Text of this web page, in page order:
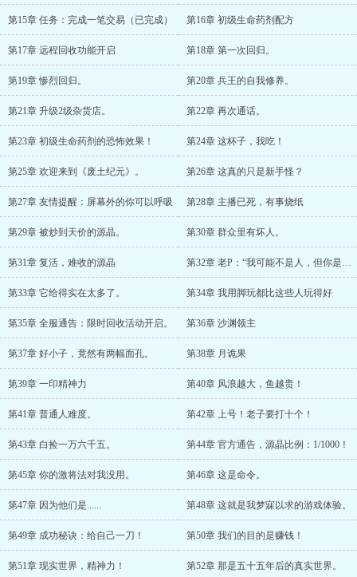
第15章 任务：完成一笔交易（已完成） 第16章 初级生命药剂配方
第17章 远程回收功能开启 第18章 第一次回归。
第19章 惨烈回归。 第20章 兵王的自我修养。
第21章 升级2级杂货店。 第22章 再次通话。
第23章 初级生命药剂的恐怖效果！ 第24章 这杯子，我吃！
第25章 欢迎来到《废土纪元》。 第26章 这真的只是新手怪？
第27章 友情提醒：屏幕外的你可以呼吸 第28章 主播已死，有事烧纸
第29章 被炒到天价的源晶。 第30章 群众里有坏人。
第31章 复活，难收的源晶 第32章 老P：“我可能不是人，但你是真的狗！”
第33章 它给得实在太多了。 第34章 我用脚玩都比这些人玩得好
第35章 全服通告：限时回收活动开启。 第36章 沙渊领主
第37章 好小子，竟然有两幅面孔。 第38章 月诡果
第39章 一印精神力 第40章 风浪越大，鱼越贵！
第41章 普通人难度。 第42章 上号！老子要打十个！
第43章 白捡一万六千五。 第44章 官方通告，源晶比例：1/1000！
第45章 你的激将法对我没用。 第46章 这是命令。
第47章 因为他们是...... 第48章 这就是我梦寐以求的游戏体验。
第49章 成功秘诀：给自己一刀！ 第50章 我们的目的是赚钱！
第51章 现实世界，精神力！ 第52章 那是五十五年后的真实世界。